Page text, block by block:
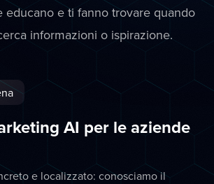
educano e ti fanno trovare quando
informazioni o ispirazione.
AI per le aziende
e localizzato: conosciamo il